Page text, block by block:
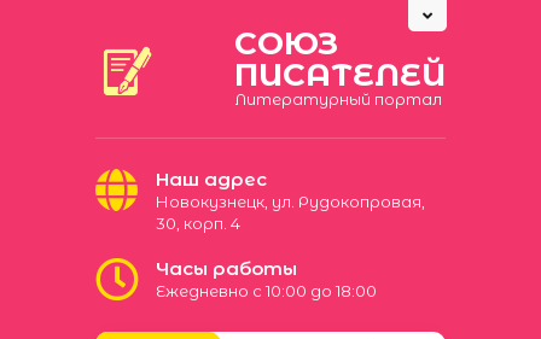
СОЮЗ
ПИСАТЕЛЕЙ
Литературный портал
Наш адрес
Новокузнецк, ул. Рудокопровая,
30, корп. 4
Часы работы
Ежедневно с 10:00 до 18:00